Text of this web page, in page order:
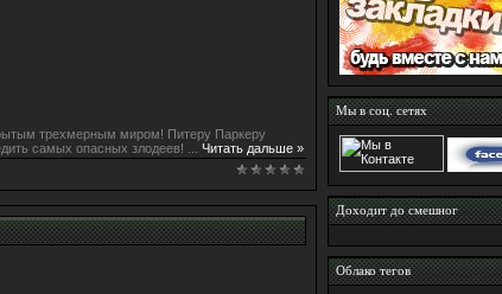
трехмерным миром! Питеру Паркеру
самых опасных злодеев!
Читать дальше »
Мы в соц. сетях
Доходит до смешног
Облако тегов